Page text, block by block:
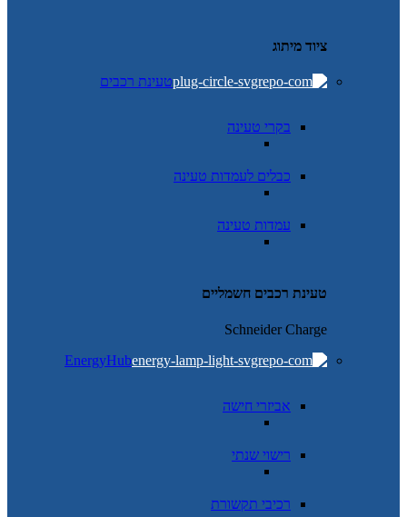
ציוד מיתוג
טעינת רכבים
בקרי טעינה
כבלים לעמדות טעינה
עמדות טעינה
טעינת רכבים חשמליים
Schneider Charge
EnergyHub
אביזרי חישה
רישוי שנתי
רכיבי תקשורת